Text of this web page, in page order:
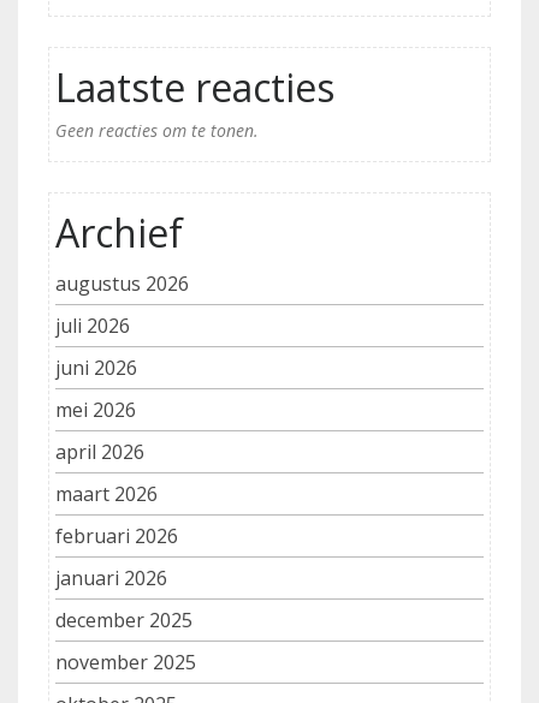
Laatste reacties
Geen reacties om te tonen.
Archief
augustus 2026
juli 2026
juni 2026
mei 2026
april 2026
maart 2026
februari 2026
januari 2026
december 2025
november 2025